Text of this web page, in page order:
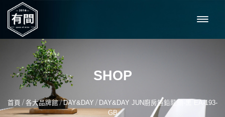
SHOP
首頁 / 各大品牌館/DAY&DAY / DAY&DAY JUN廚房無鉛龍頭-黑 EA-193-
GB